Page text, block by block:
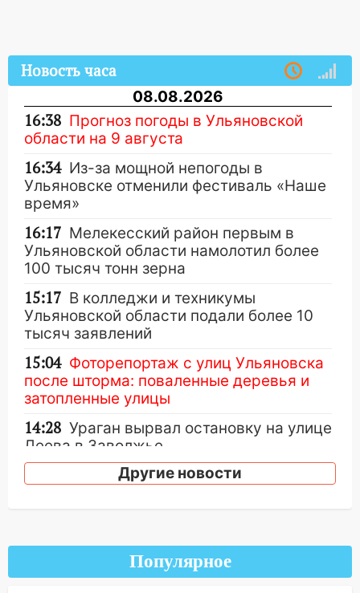
Новость часа
08.08.2026
16:38 Прогноз погоды в Ульяновской
области на 9 августа
16:34 Из-за мощной непогоды в
Ульяновске отменили фестиваль «Наше
время»
16:17 Мелекесский район первым в
Ульяновской области намолотил более
100 тысяч тонн зерна
15:17 В колледжи и техникумы
Ульяновской области подали более 10
тысяч заявлений
15:04 Фоторепортаж с улиц Ульяновска
после шторма: поваленные деревья и
затопленные улицы
14:28 Ураган вырвал остановку на улице
Деева в Заволжье
Жители Ульяновска сами
14:16
на улице Любови Шевцовой рухнул
светофор
Другие новости
Популярное